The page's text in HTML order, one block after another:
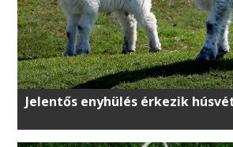
Jelentős enyhülés érkezik